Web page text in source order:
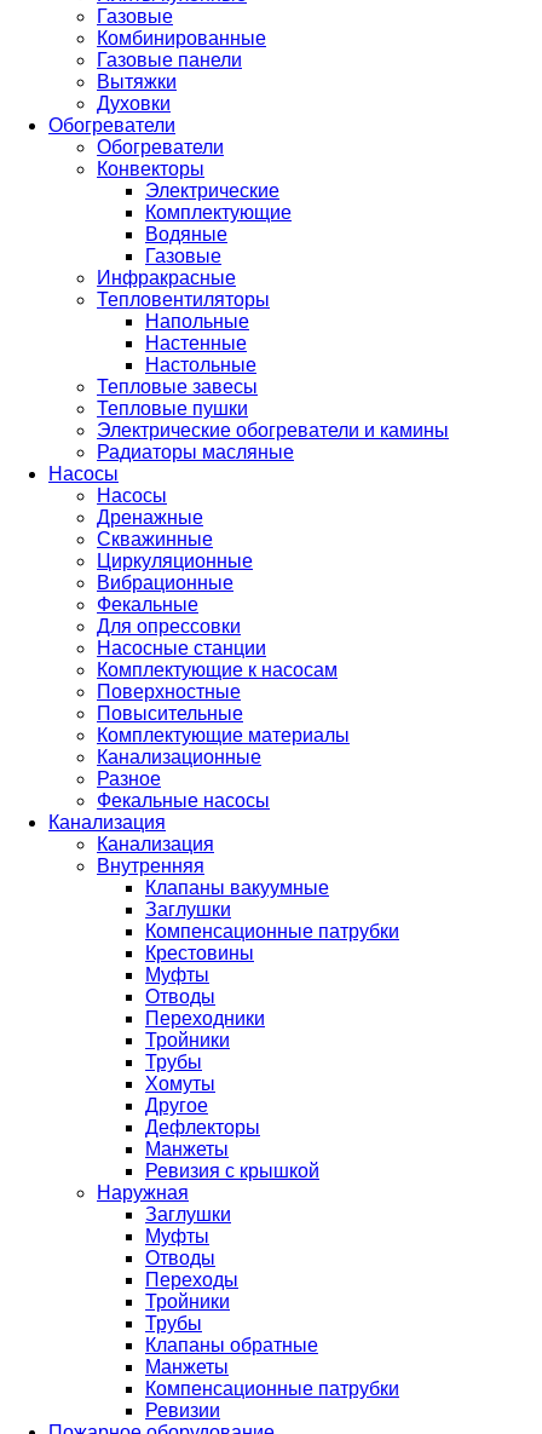
Газовые
Комбинированные
Газовые панели
Вытяжки
Духовки
Обогреватели
Обогреватели
Конвекторы
Электрические
Комплектующие
Водяные
Газовые
Инфракрасные
Тепловентиляторы
Напольные
Настенные
Настольные
Тепловые завесы
Тепловые пушки
Электрические обогреватели и камины
Радиаторы масляные
Насосы
Насосы
Дренажные
Скважинные
Циркуляционные
Вибрационные
Фекальные
Для опрессовки
Насосные станции
Комплектующие к насосам
Поверхностные
Повысительные
Комплектующие материалы
Канализационные
Разное
Фекальные насосы
Канализация
Канализация
Внутренняя
Клапаны вакуумные
Заглушки
Компенсационные патрубки
Крестовины
Муфты
Отводы
Переходники
Тройники
Трубы
Хомуты
Другое
Дефлекторы
Манжеты
Ревизия с крышкой
Наружная
Заглушки
Муфты
Отводы
Переходы
Тройники
Трубы
Клапаны обратные
Манжеты
Компенсационные патрубки
Ревизии